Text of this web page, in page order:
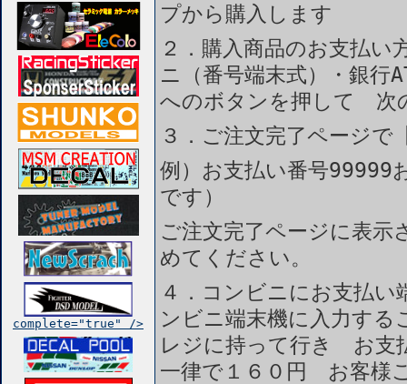
complete="true" />
プから購入します
２．購入商品のお支払
ニ（番号端末式）・銀
へのボタンを押して 次
３．ご注文完了ページで
例）お支払い番号
です）
ご注文完了ページに表
めてください。
４．コンビニにお支払
ンビニ端末機に入力す
レジに持って行き お支
一律で１６０円 お客様